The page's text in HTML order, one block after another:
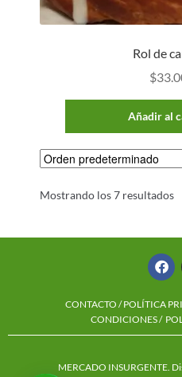
Rol de
$
Añadir al
Mostrando los 7 resultados
CONTACTO /POLÍTICA
CONDICIONES /
MERCADO INSURGENTE.